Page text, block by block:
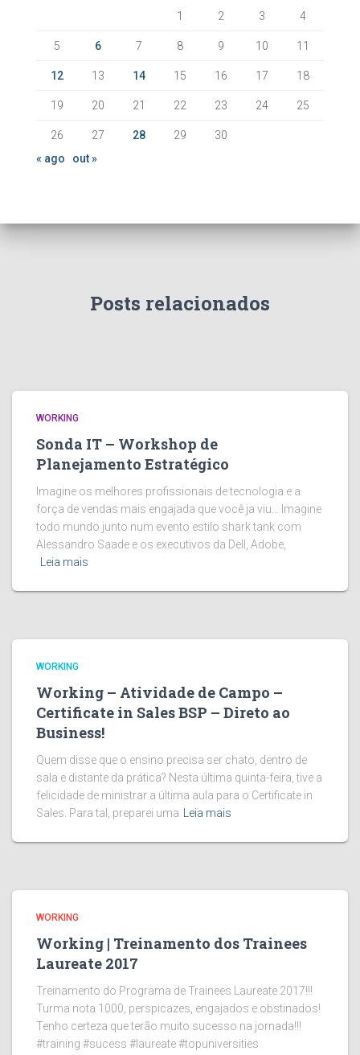
1 2 3 4
5 6 7 8 9 10 11
12 13 14 15 16 17 18
19 20 21 22 23 24 25
26 27 28 29
30
« ago
out »
Posts relacionados
WORKING
Sonda IT – Workshop de
Planejamento Estratégico
Imagine os melhores profissionais de tecnologia e a
força de vendas mais engajada que você ja viu… Imagine
todo mundo junto num evento estilo shark tank com
Alessandro Saade e os executivos da Dell, Adobe,
Leia mais
WORKING
Working – Atividade de Campo –
Certificate in Sales BSP – Direto ao
Business!
Quem disse que o ensino precisa ser chato, dentro de
sala e distante da prática? Nesta última quinta-feira, tive a
felicidade de ministrar a última aula para o Certificate in
Sales. Para tal, preparei uma Leia mais
WORKING
Working | Treinamento dos Trainees
Laureate 2017
Treinamento do Programa de Trainees Laureate 2017!!!
Turma nota 1000, perspicazes, engajados e obstinados!
Tenho certeza que terão muito sucesso na jornada!!!
#training #sucess #laureate #topuniversities